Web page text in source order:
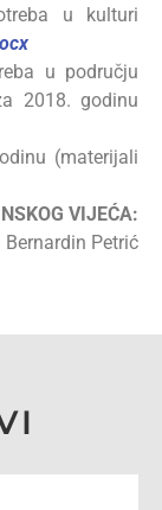
u kulturi
u području
2018. godinu
(materijali
VIJEĆA:
Bernardin Petrić